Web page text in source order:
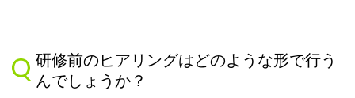
研修前のヒアリングはどのような形で行う
んでしょうか？